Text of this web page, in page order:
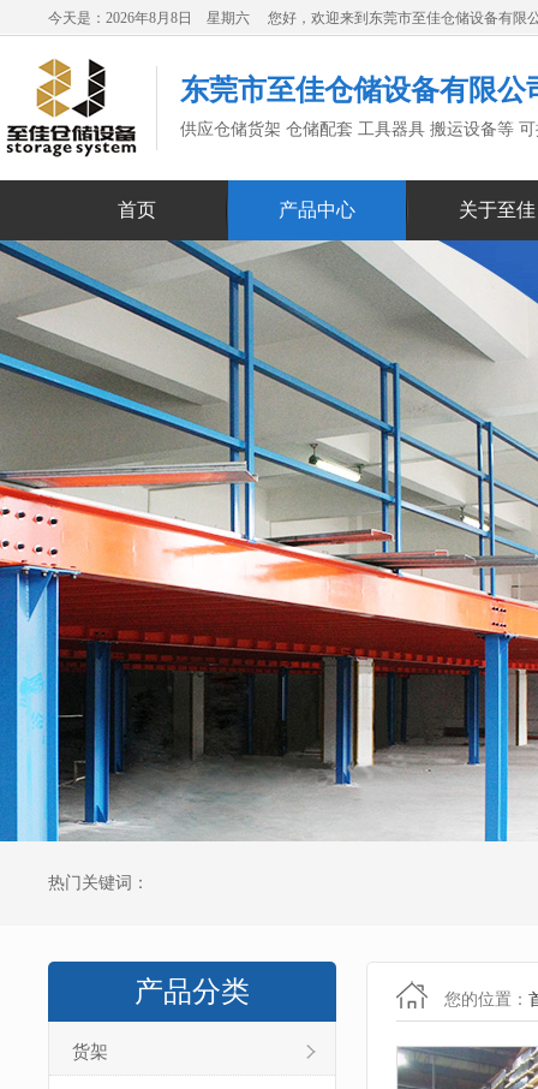
今天是：2026年8月8日 星期六 您好，欢迎来到东莞市至佳仓储设备有限
东莞市至佳仓储设备有限公
供应仓储货架 仓储配套 工具器具 搬运设备等
首页 产品中心 关于至佳
热门关键词：
产品分类
货架
您的位置：